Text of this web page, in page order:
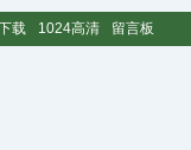
载 1024高清 留言板